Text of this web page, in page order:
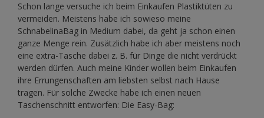
Schon lange versuche ich beim Einkaufen Plastiktüten zu
vermeiden. Meistens habe ich sowieso meine
SchnabelinaBag in Medium dabei, da geht ja schon einen
ganze Menge rein. Zusätzlich habe ich aber meistens noch
eine extra-Tasche dabei z. B. für Dinge die nicht verdrückt
werden dürfen. Auch meine Kinder wollen beim Einkaufen
ihre Errungenschaften am liebsten selbst nach Hause
tragen. Für solche Zwecke habe ich einen neuen
Taschenschnitt entworfen: Die Easy-Bag: